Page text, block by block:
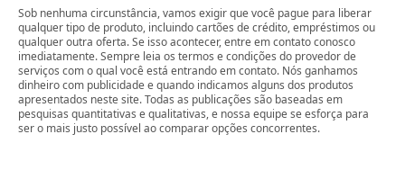
Sob nenhuma circunstância, vamos exigir que você pague para liberar
qualquer tipo de produto, incluindo cartões de crédito, empréstimos ou
qualquer outra oferta. Se isso acontecer, entre em contato conosco
imediatamente. Sempre leia os termos e condições do provedor de
serviços com o qual você está entrando em contato. Nós ganhamos
dinheiro com publicidade e quando indicamos alguns dos produtos
apresentados neste site. Todas as publicações são baseadas em
pesquisas quantitativas e qualitativas, e nossa equipe se esforça para
ser o mais justo possível ao comparar opções concorrentes.